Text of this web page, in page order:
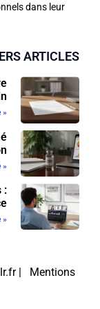
dans leur
ARTICLES
»
»
:
»
|
Mentions